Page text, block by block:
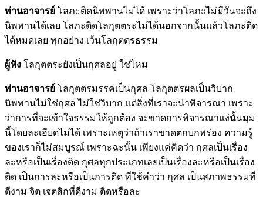
ท่านอาจารย์ โลภะติดนิพพานไม่ได้ เพราะว่าโลภะไม่มีวันจะถึง
นิพพานได้เลย โลภะติดโลกุตตระไม่ได้นอกจากนั้นแล้วโลภะติด
ได้หมดเลย ทุกอย่าง เว้นโลกุตตรธรรม
ผู้ฟัง โลกุตตระยังเป็นกุศลอยู่ ใช่ไหม
ท่านอาจารย์ โลกุตตรมรรคเป็นกุศล โลกุตตรผลเป็นวิบาก
นิพพานไม่ใช่กุศล ไม่ใช่วิบาก แต่สิ่งที่เราจะน่าพิจารณา เพราะ
ว่าการที่จะเข้าใจธรรมให้ถูกต้อง จะขาดการพิจารณาแง่นั้นมุม
นี้โดยละเอียดไม่ได้ เพราะเหตุว่าถ้าเราขาดตกบกพร่อง ความรู้
ของเราก็ไม่สมบูรณ์ เพราะฉะนั้น เพียงแค่คิดว่า กุศลเป็นเรื่อง
ละหรือเป็นเรื่องติด กุศลทุกประเภทเลยเป็นเรื่องละหรือเป็นเรื่อง
ติด เป็นการละหรือเป็นการติด ที่ใช้คำว่า กุศล เป็นสภาพธรรมที่
ดีงาม จิต เจตสิกที่ดีงาม ติดหรือละ